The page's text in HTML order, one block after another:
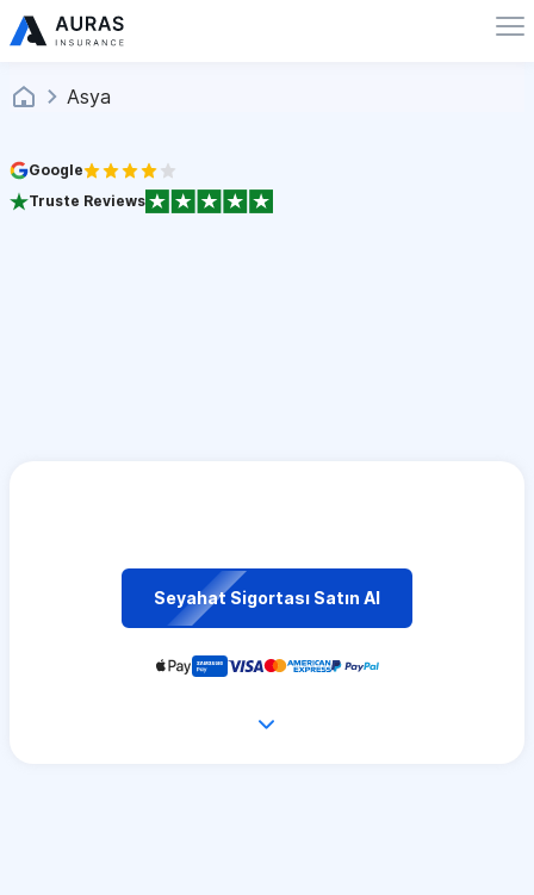
Asya
Google
Truste Reviews
Seyahat Sigortası Satın Al